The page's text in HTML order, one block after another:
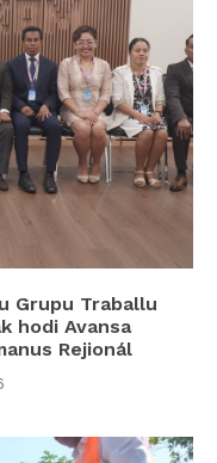
Grupu Traballu
hodi Avansa
Rejionál